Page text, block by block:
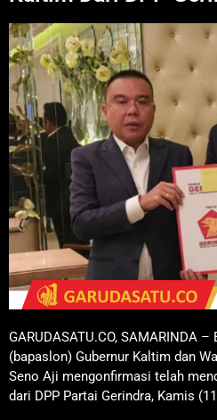
GARUDASATU.CO, SAMARINDA
(bapaslon) Gubernur Kaltim dan
Seno Aji mengonfirmasi telah
dari DPP Partai Gerindra, Kamis